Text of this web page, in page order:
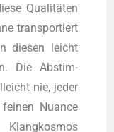
Qua­li­tä­ten
trans­por­tiert
die­sen leicht
Die Abstim­
nie, jeder
Nuan­ce